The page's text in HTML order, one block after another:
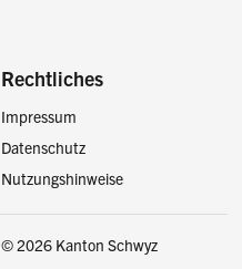
Rechtliches
Impressum
Datenschutz
Nutzungshinweise
© 2026 Kanton Schwyz